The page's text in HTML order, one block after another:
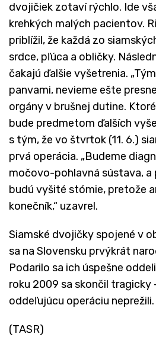
dvojičiek zotaví rýchlo. Ide
krehkých malých pacientov.
priblížil, že každá zo
srdce, pľúca a obličky.
čakajú ďalšie vyšetrenia.
panvami, nevieme ešte
orgány v brušnej dutine.
bude predmetom ďalších
s tým, že vo štvrtok (11. 6.)
prvá operácia. „Budeme
močovo-pohlavná sústava, a
budú vyšité stómie, pretože
konečník,“ uzavrel.
Siamské dvojičky spojené v
sa na Slovensku prvýkrát
Podarilo sa ich úspešne
roku 2009 sa skončil tragicky
oddeľujúcu operáciu neprežili.
(TASR)